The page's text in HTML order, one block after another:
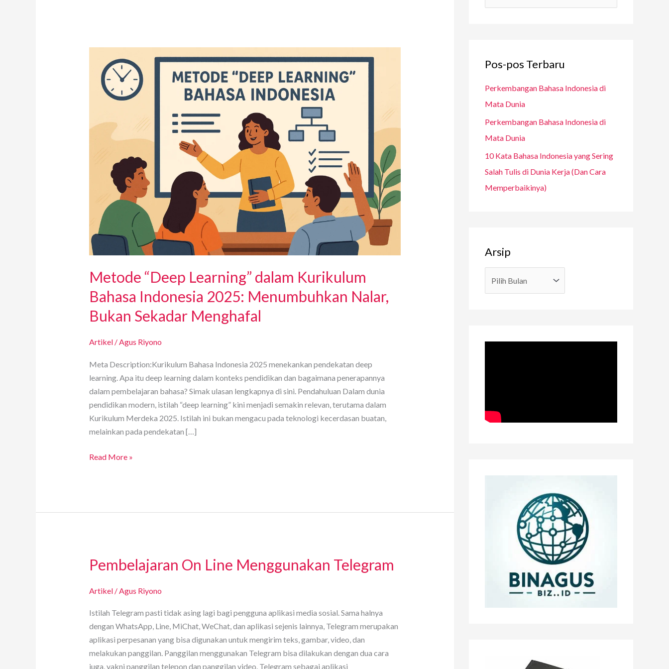
Metode “Deep Learning” dalam Kurikulum
Bahasa Indonesia 2025: Menumbuhkan Nalar,
Bukan Sekadar Menghafal
Artikel/Agus Riyono
Meta Description:Kurikulum Bahasa Indonesia 2025 menekankan pendekatan deep
learning. Apa itu deep learning dalam konteks pendidikan dan bagaimana penerapannya
dalam pembelajaran bahasa? Simak ulasan lengkapnya di sini. Pendahuluan Dalam dunia
pendidikan modern, istilah “deep learning” kini menjadi semakin relevan, terutama dalam
Kurikulum Merdeka 2025. Istilah ini bukan mengacu pada teknologi kecerdasan buatan,
melainkan pada pendekatan […]
“Deep
Learning”
dalam
Bahasa
Indonesia
Menumbuhkan
Sekadar
Menghafal
Read More »
Pembelajaran On Line Menggunakan Telegram
Artikel/Agus Riyono
Istilah Telegram pasti tidak asing lagi bagi pengguna aplikasi media sosial. Sama halnya
dengan WhatsApp, Line, MiChat, WeChat, dan aplikasi sejenis lainnya, Telegram merupakan
aplikasi perpesanan yang bisa digunakan untuk mengirim teks, gambar, video, dan
melakukan panggilan. Panggilan menggunakan Telegram bisa dilakukan dengan dua cara
juga, yakni panggilan telepon dan panggilan video. Telegram sebagai aplikasi
Pembelajaran
Line
Telegram
u
t
u
k
:
Pos-pos Terbaru
Perkembangan Bahasa Indonesia di
Mata Dunia
Perkembangan Bahasa Indonesia di
Mata Dunia
10 Kata Bahasa Indonesia yang Sering
Salah Tulis di Dunia Kerja (Dan Cara
Memperbaikinya)
Arsip